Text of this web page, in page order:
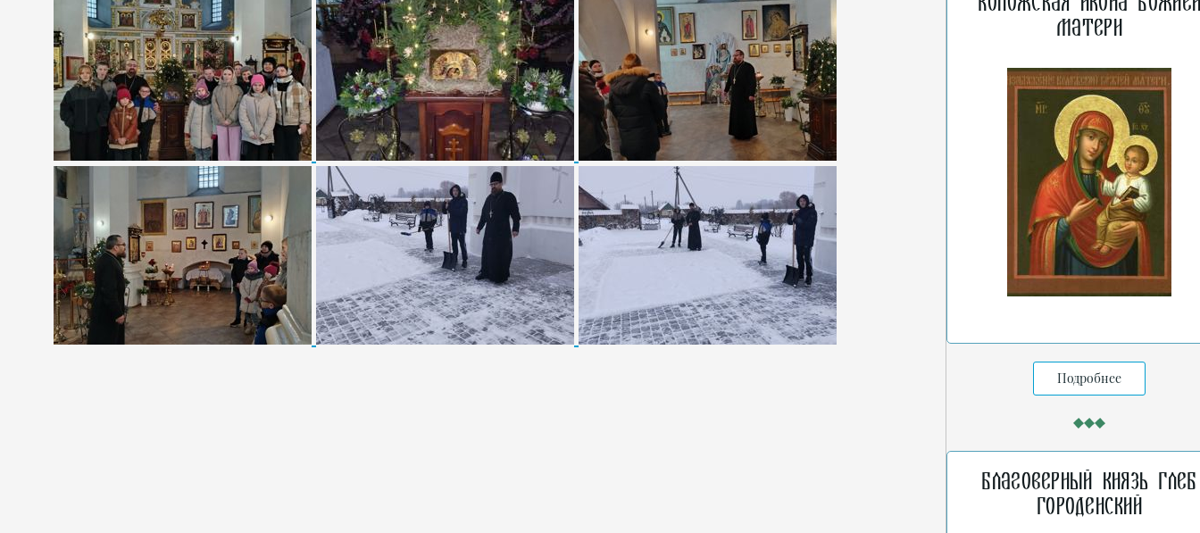
Матери
Подробнее
Благоверный князь Глеб
Городенский